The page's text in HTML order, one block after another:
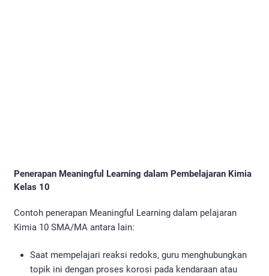
Penerapan Meaningful Learning dalam Pembelajaran Kimia
Kelas 10
Contoh penerapan Meaningful Learning dalam pelajaran
Kimia 10 SMA/MA antara lain:
Saat mempelajari reaksi redoks, guru menghubungkan
topik ini dengan proses korosi pada kendaraan atau